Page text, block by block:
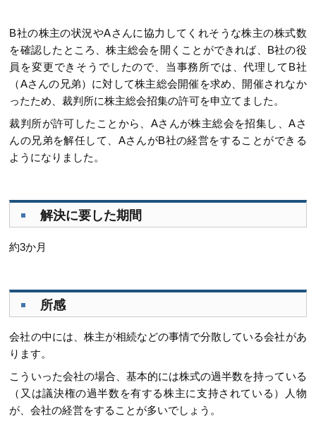
B社の株主の状況やAさんに協力してくれそうな株主の株式数
を確認したところ、株主総会を開くことができれば、B社の役
員を変更できそうでしたので、当事務所では、代理してB社
（Aさんの兄弟）に対して株主総会開催を求め、開催されなか
ったため、裁判所に株主総会招集の許可を申立てました。
裁判所が許可したことから、Aさんが株主総会を招集し、Aさ
んの兄弟を解任して、AさんがB社の経営をすることができる
ようになりました。
解決に要した期間
約3か月
所感
会社の中には、株主が相続などの事情で分散している会社があ
ります。
こういった会社の場合、基本的には株式の過半数を持っている
（又は議決権の過半数を有する株主に支持されている）人物
が、会社の経営をすることが多いでしょう。